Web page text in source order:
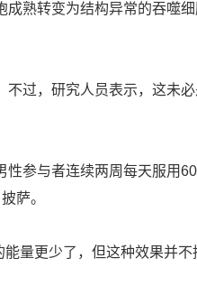
熟转变为结构异常的吞噬细
过，研究人员表示，这未必
参与者连续两周每天服用
萨。
更少了，但这种效果并不